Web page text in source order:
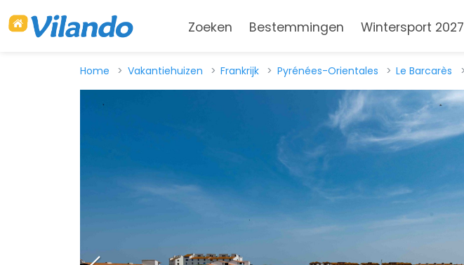
Zoeken Bestemmingen Wintersport 2027
Home Vakantiehuizen Frankrijk Pyrénées-Orientales Le Barcarès